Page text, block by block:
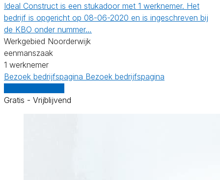
Ideal Construct is een stukadoor met 1 werknemer. Het
bedrijf is opgericht op 08-06-2020 en is ingeschreven bij
de KBO onder nummer…
Werkgebied Noorderwijk
eenmanszaak
1 werknemer
Bezoek bedrijfspagina Bezoek bedrijfspagina
Gratis - Vrijblijvend